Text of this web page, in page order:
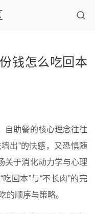
钱怎么吃回本
自助餐的核心理念往往
出”的快感，又恐惧随
关于消化动力学与心理
回本”与“不长肉”的完
的顺序与策略。